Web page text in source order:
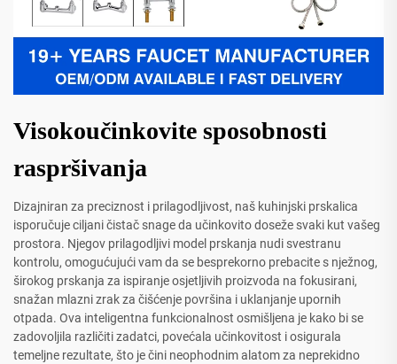
Visokoučinkovite sposobnosti
raspršivanja
Dizajniran za preciznost i prilagodljivost, naš kuhinjski prskalica
isporučuje ciljani čistač snage da učinkovito doseže svaki kut vašeg
prostora. Njegov prilagodljivi model prskanja nudi svestranu
kontrolu, omogućujući vam da se besprekorno prebacite s nježnog,
širokog prskanja za ispiranje osjetljivih proizvoda na fokusirani,
snažan mlazni zrak za čišćenje površina i uklanjanje upornih
otpada. Ova inteligentna funkcionalnost osmišljena je kako bi se
zadovoljila različiti zadatci, povećala učinkovitost i osigurala
temeljne rezultate, što je čini neophodnim alatom za neprekidno